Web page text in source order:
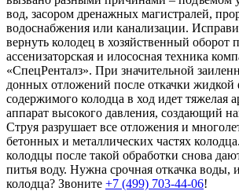
вод, засором дренажных магистралей,
водоснабжения или канализации.
вернуть колодец в хозяйственный оборот
ассенизаторская и илососная техника
«СпецРенталз». При значительной
донных отложений после откачки жидкой
содержимого колодца в ход идет тяжелая
аппарат высокого давления, создающий
Струя разрушает все отложения и
бетонных и металлических частях
колодцы после такой обработки снова
питья воду. Нужна срочная откачка воды,
колодца? Звоните +7 (499) 703-44-06!